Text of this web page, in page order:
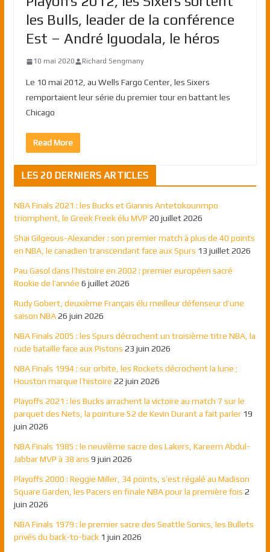
les Bulls, leader de la conférence
Est – André Iguodala, le héros
10 mai 2020 Richard Sengmany
Le 10 mai 2012, au Wells Fargo Center, les Sixers
remportaient leur série du premier tour en battant les
Chicago
Read More
LES 20 DERNIERS ARTICLES
NBA Finals 2021 : les Bucks et Giannis Antetokounmpo
triomphent, le Greek Freek élu MVP 20 juillet 2026
Shai Gilgeous-Alexander : son premier match à plus de 40 points
en NBA, le canadien transcendant face aux Spurs 13 juillet 2026
Pau Gasol dans l’histoire en 2002 : premier européen sacré
Rookie de l’année 6 juillet 2026
Rudy Gobert, deuxième Français élu meilleur défenseur d’une
saison NBA 26 juin 2026
NBA Finals 2005 : les Spurs décrochent un troisième titre NBA, la
rude bataille face aux Pistons 23 juin 2026
NBA Finals 1994 : sur orbite, les Rockets décrochent la lune ;
Houston marque l’histoire 22 juin 2026
Playoffs 2021 : les Bucks arrachent la victoire au match 7 sur le
parquet des Nets, la pointure 52 de Kevin Durant a fait parler 19
juin 2026
NBA Finals 1985 : le neuvième sacre des Lakers, Kareem Abdul-
Jabbar MVP à 38 ans 9 juin 2026
Playoffs 2000 : Reggie Miller, 34 points, s’est régalé au Madison
Square Garden, les Pacers en finale NBA pour la première fois 2
juin 2026
NBA Finals 1979 : le premier sacre des Seattle Sonics, les Bullets
privés du back-to-back 1 juin 2026